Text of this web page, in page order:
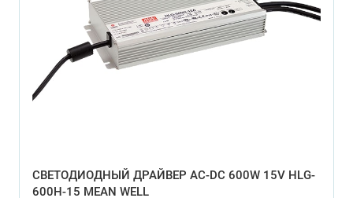
СВЕТОДИОДНЫЙ ДРАЙВЕР AC-DC 600W 15V HLG-
600H-15 MEAN WELL